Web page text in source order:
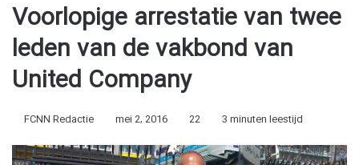
Voorlopige arrestatie van twee
leden van de vakbond van
United Company
FCNN Redactie mei 2, 2016 22 3 minuten leestijd